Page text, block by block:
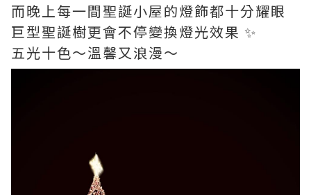
而晚上每一間聖誕小屋的燈飾都十分耀眼
巨型聖誕樹更會不停變換燈光效果 ✨
五光十色～溫馨又浪漫～